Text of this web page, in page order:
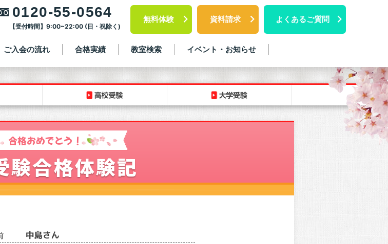
0120-55-0564
【受付時間】9:00~22:00 (日・祝除く)
無料体験 資料請求 よくあるご質問
ご入会の流れ 合格実績 教室検索 イベント・お知らせ
合格おめでとう！
験合格体験記